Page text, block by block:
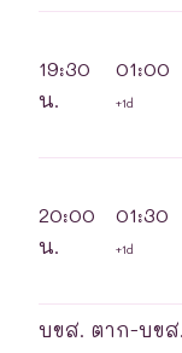
19:30
น.
01:00
+1d
20:00
น.
01:30
+1d
บขส. ตาก-บข